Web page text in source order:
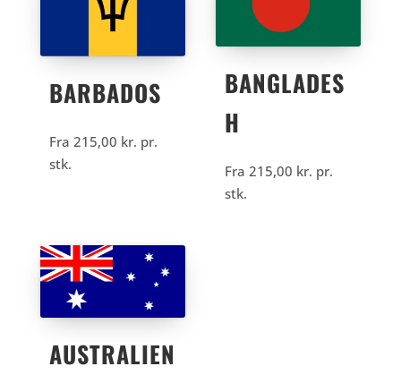
BARBADOS
Fra 215,00 kr. pr.
stk.
BANGLADES
H
Fra215,00 kr. pr.
stk.
AUSTRALIEN